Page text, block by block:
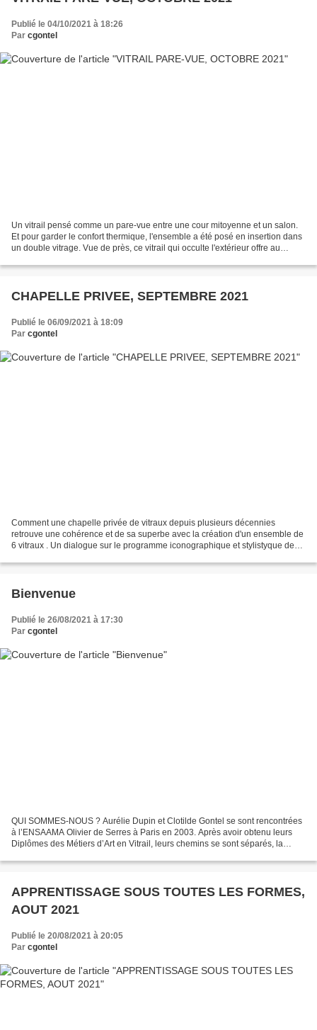
Publié le 04/10/2021 à 18:26
Par cgontel
Un vitrail pensé comme un pare-vue entre une cour mitoyenne et un salon.
Et pour garder le confort thermique, l'ensemble a été posé en insertion dans
un double vitrage. Vue de près, ce vitrail qui occulte l'extérieur offre au
CHAPELLE PRIVEE, SEPTEMBRE 2021
Publié le 06/09/2021 à 18:09
Par cgontel
Comment une chapelle privée de vitraux depuis plusieurs décennies
retrouve une cohérence et de sa superbe avec la création d'un ensemble de
6 vitraux . Un dialogue sur le programme iconographique et stylistyque de
Bienvenue
Publié le 26/08/2021 à 17:30
Par cgontel
QUI SOMMES-NOUS ? Aurélie Dupin et Clotilde Gontel se sont rencontrées
à l’ENSAAMA Olivier de Serres à Paris en 2003. Après avoir obtenu leurs
Diplômes des Métiers d’Art en Vitrail, leurs chemins se sont séparés, la
APPRENTISSAGE SOUS TOUTES LES FORMES,
AOUT 2021
Publié le 20/08/2021 à 20:05
Par cgontel